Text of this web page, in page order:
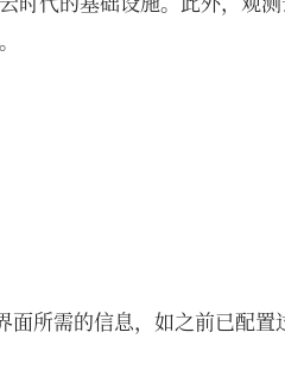
所需的信息，如之前已配置